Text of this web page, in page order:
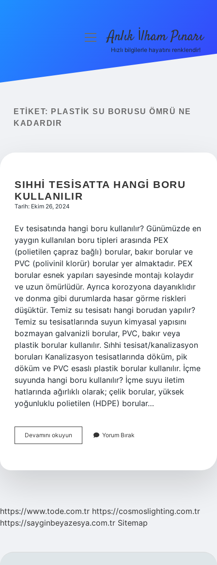
Yasal Uyarı
menüyüAnlık İlham Pınarı
Hızlı bilgilerle hayatını renklendir!
ETIKET:
PLASTIK SU BORUSU ÖMRÜ NE
KADARDIR
SIHHI TESISATTA HANGI BORU
KULLANILIR
Tarih: Ekim 26, 2024
Ev tesisatında hangi boru kullanılır? Günümüzde en
yaygın kullanılan boru tipleri arasında PEX
(polietilen çapraz bağlı) borular, bakır borular ve
PVC (polivinil klorür) borular yer almaktadır. PEX
borular esnek yapıları sayesinde montajı kolaydır
ve uzun ömürlüdür. Ayrıca korozyona dayanıklıdır
ve donma gibi durumlarda hasar görme riskleri
düşüktür. Temiz su tesisatı hangi borudan yapılır?
Temiz su tesisatlarında suyun kimyasal yapısını
bozmayan galvanizli borular, PVC, bakır veya
plastik borular kullanılır. Sıhhi tesisat/kanalizasyon
boruları Kanalizasyon tesisatlarında döküm, pik
döküm ve PVC esaslı plastik borular kullanılır. İçme
suyunda hangi boru kullanılır? İçme suyu iletim
hatlarında ağırlıklı olarak; çelik borular, yüksek
yoğunluklu polietilen (HDPE) borular…
Devamını okuyun
Tesisatta
Kullanılır
Yorum Bırak
https://www.tode.com.tr https://cosmoslighting.com.tr
https://sayginbeyazesya.com.tr Sitemap